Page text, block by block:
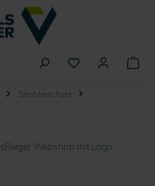
Strahlerschutz